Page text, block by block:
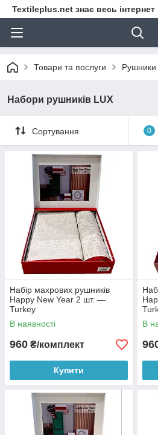
Textileplus.net знає весь інтернет
Товари та послуги Рушники
Набори рушників LUX
Сортування 0
Набір махрових рушників
Happy New Year 2 шт. —
Turkey
В наявності
960 ₴/комплект
Купити
В